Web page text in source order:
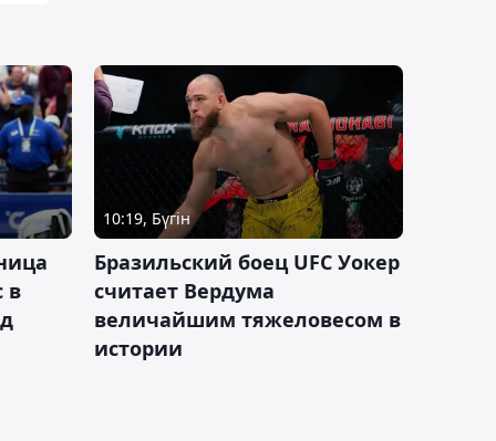
в
10:19, Бүгін
Бразильский боец UFC Уокер
считает Вердума
величайшим тяжеловесом в
истории